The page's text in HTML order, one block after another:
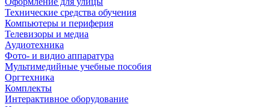
Технические средства обучения
Компьютеры и периферия
Телевизоры и медиа
Аудиотехника
Фото- и видио аппаратура
Мультимедийные учебные пособия
Оргтехника
Комплекты
Интерактивное оборудование